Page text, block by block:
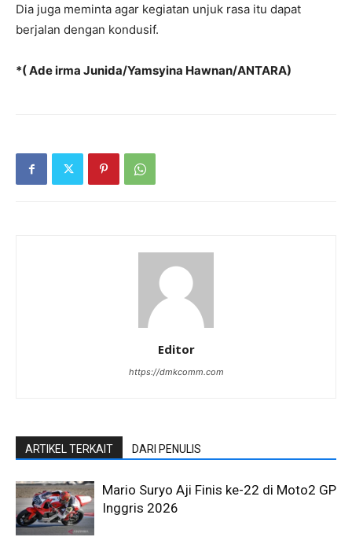
Dia juga meminta agar kegiatan unjuk rasa itu dapat
berjalan dengan kondusif.
*( Ade irma Junida/Yamsyina Hawnan/ANTARA)
Editor
https://dmkcomm.com
ARTIKEL TERKAIT DARI PENULIS
Mario Suryo Aji Finis ke-22 di Moto2 GP
Inggris 2026